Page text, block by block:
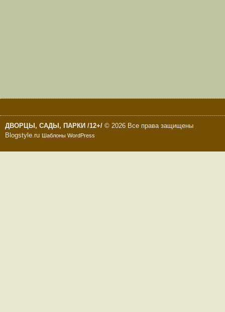
ДВОРЦЫ, САДЫ, ПАРКИ /12+/ © 2026 Все права защищены
Blogstyle.ru Шаблоны WordPress